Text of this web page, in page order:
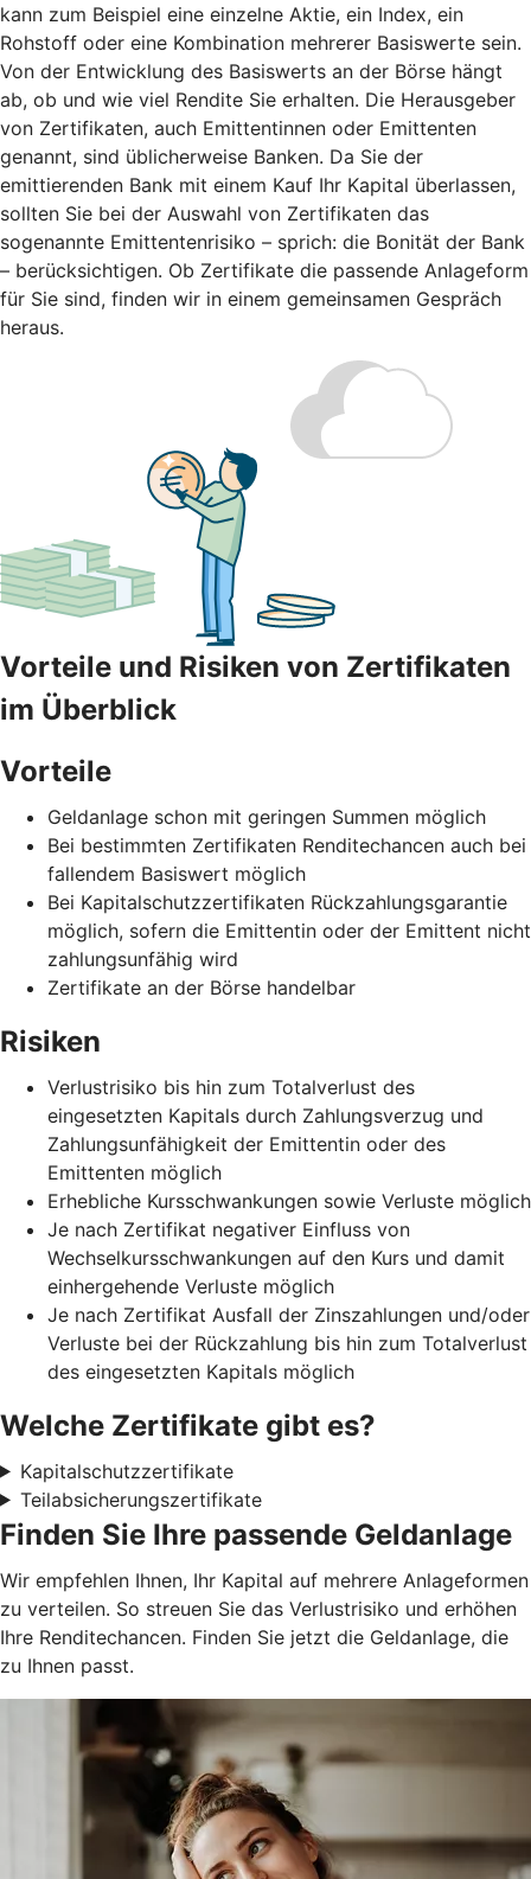
kann zum Beispiel eine einzelne Aktie, ein Index, ein
Rohstoff oder eine Kombination mehrerer Basiswerte sein.
Von der Entwicklung des Basiswerts an der Börse hängt
ab, ob und wie viel Rendite Sie erhalten. Die Herausgeber
von Zertifikaten, auch Emittentinnen oder Emittenten
genannt, sind üblicherweise Banken. Da Sie der
emittierenden Bank mit einem Kauf Ihr Kapital überlassen,
sollten Sie bei der Auswahl von Zertifikaten das
sogenannte Emittentenrisiko – sprich: die Bonität der Bank
– berücksichtigen. Ob Zertifikate die passende Anlageform
für Sie sind, finden wir in einem gemeinsamen Gespräch
heraus.
Vorteile und Risiken von Zertifikaten
im Überblick
Vorteile
Geldanlage schon mit geringen Summen möglich
Bei bestimmten Zertifikaten Renditechancen auch bei
fallendem Basiswert möglich
Bei Kapitalschutzzertifikaten Rückzahlungsgarantie
möglich, sofern die Emittentin oder der Emittent nicht
zahlungsunfähig wird
Zertifikate an der Börse handelbar
Risiken
Verlustrisiko bis hin zum Totalverlust des
eingesetzten Kapitals durch Zahlungsverzug und
Zahlungsunfähigkeit der Emittentin oder des
Emittenten möglich
Erhebliche Kursschwankungen sowie Verluste möglich
Je nach Zertifikat negativer Einfluss von
Wechselkursschwankungen auf den Kurs und damit
einhergehende Verluste möglich
Je nach Zertifikat Ausfall der Zinszahlungen und/oder
Verluste bei der Rückzahlung bis hin zum Totalverlust
des eingesetzten Kapitals möglich
Welche Zertifikate gibt es?
Kapitalschutzzertifikate
Teilabsicherungszertifikate
Finden Sie Ihre passende Geldanlage
Wir empfehlen Ihnen, Ihr Kapital auf mehrere Anlageformen
zu verteilen. So streuen Sie das Verlustrisiko und erhöhen
Ihre Renditechancen. Finden Sie jetzt die Geldanlage, die
zu Ihnen passt.